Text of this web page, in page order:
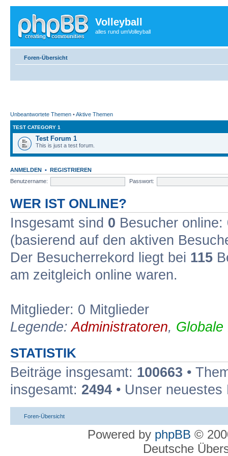
Volleyball
alles rund umVolleyball
Foren-Übersicht
Unbeantwortete Themen •Aktive Themen
TEST CATEGORY 1
Test Forum 1
This is just a test forum.
ANMELDEN • REGISTRIEREN
Benutzername:
Passwort:
WER IST ONLINE?
Insgesamt sind 0 Besucher
(basierend auf den aktiven
Der Besucherrekord liegt bei 115
am zeitgleich online waren.
Mitglieder: 0 Mitglieder
Legende:Administratoren, Globale
STATISTIK
Beiträge insgesamt: 100663 •
insgesamt: 2494 • Unser
Foren-Übersicht
Powered by phpBB ©
Deutsche